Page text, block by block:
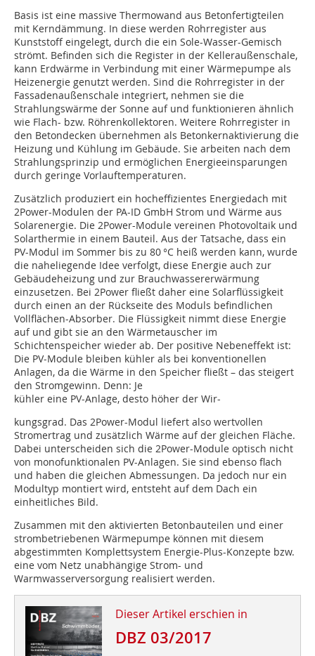
Basis ist eine massive Thermowand aus Betonfertigteilen
mit Kerndämmung. In diese werden Rohrregister aus
Kunststoff eingelegt, durch die ein Sole-Wasser-Gemisch
strömt. Befinden sich die Register in der Kelleraußenschale,
kann Erdwärme in Verbindung mit einer Wärmepumpe als
Heizenergie genutzt werden. Sind die Rohrregister in der
Fassadenaußenschale integriert, nehmen sie die
Strahlungswärme der Sonne auf und funktionieren ähnlich
wie Flach- bzw. Röhrenkollektoren. Weitere Rohrregister in
den Betondecken übernehmen als Betonkernaktivierung die
Heizung und Kühlung im Gebäude. Sie arbeiten nach dem
Strahlungsprinzip und ermöglichen Energieeinsparungen
durch geringe Vorlauftemperaturen.
Zusätzlich produziert ein hocheffizientes Energiedach mit
2Power-Modulen der PA-ID GmbH Strom und Wärme aus
Solarenergie. Die 2Power-Module vereinen Photovoltaik und
Solarthermie in einem Bauteil. Aus der Tatsache, dass ein
PV-Modul im Sommer bis zu 80 °C heiß werden kann, wurde
die naheliegende Idee verfolgt, diese Energie auch zur
Gebäudeheizung und zur Brauchwassererwärmung
einzusetzen. Bei 2Power fließt daher eine Solarflüssigkeit
durch einen an der Rückseite des Moduls befindlichen
Vollflächen-Absorber. Die Flüssigkeit nimmt diese Energie
auf und gibt sie an den Wärmetauscher im
Schichtenspeicher wieder ab. Der positive Nebeneffekt ist:
Die PV-Module bleiben kühler als bei konventionellen
Anlagen, da die Wärme in den Speicher fließt – das steigert
den Stromgewinn. Denn: Je
kühler eine PV-Anlage, desto höher der Wir-
kungsgrad. Das 2Power-Modul liefert also wertvollen
Stromertrag und zusätzlich Wärme auf der gleichen Fläche.
Dabei unterscheiden sich die 2Power-Module optisch nicht
von monofunktionalen PV-Anlagen. Sie sind ebenso flach
und haben die gleichen Abmessungen. Da jedoch nur ein
Modultyp montiert wird, entsteht auf dem Dach ein
einheitliches Bild.
Zusammen mit den aktivierten Betonbauteilen und einer
strombetriebenen Wärmepumpe können mit diesem
abgestimmten Komplettsystem Energie-Plus-Konzepte bzw.
eine vom Netz unabhängige Strom- und
Warmwasserversorgung realisiert werden.
Dieser Artikel erschien in
DBZ 03/2017